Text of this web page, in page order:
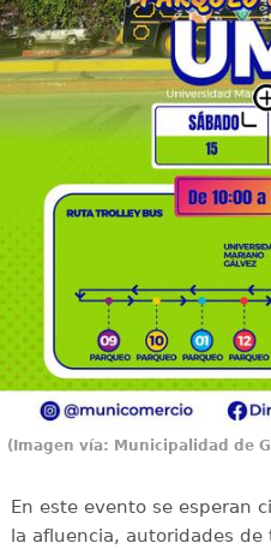
(Imagen vía: Municipalidad de
En este evento se esperan
la afluencia, autoridades